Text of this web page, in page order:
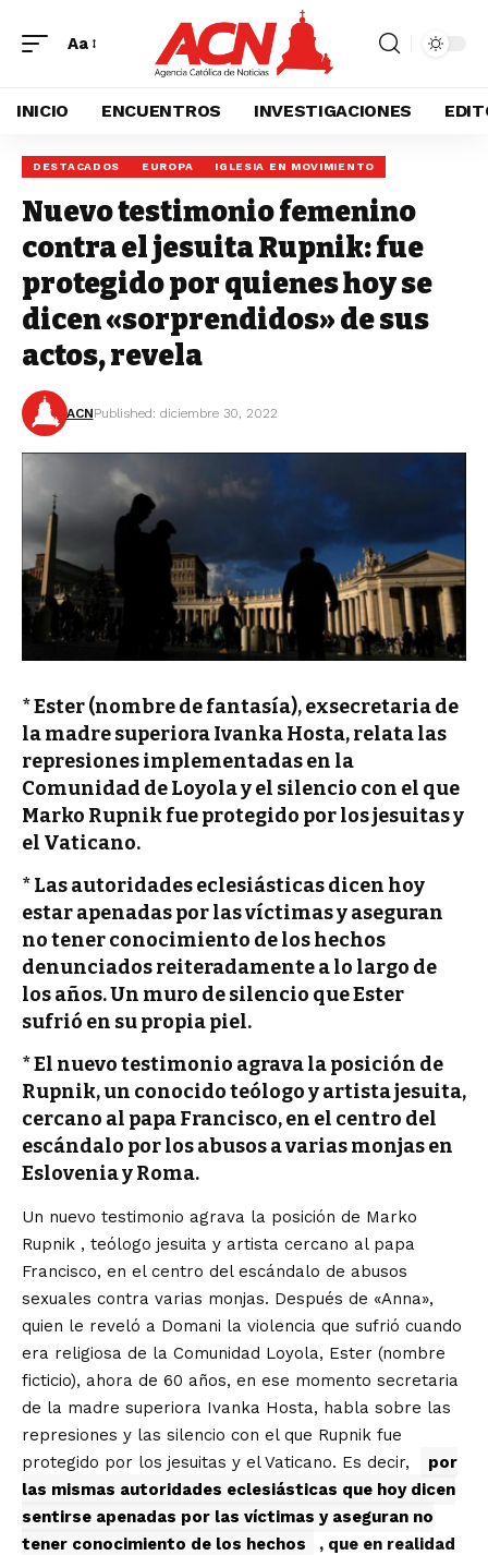
Aa
INICIO ENCUENTROS INVESTIGACIONES
DESTACADOS EUROPA IGLESIA EN MOVIMIENTO
Nuevo testimonio femenino
contra el jesuita Rupnik: fue
protegido por quienes hoy se
dicen «sorprendidos» de sus
actos, revela
ACNPublished: diciembre 30, 2022
* Ester (nombre de fantasía), exsecretaria de
la madre superiora Ivanka Hosta, relata las
represiones implementadas en la
Comunidad de Loyola y el silencio con el que
Marko Rupnik fue protegido por los jesuitas y
el Vaticano.
* Las autoridades eclesiásticas dicen hoy
estar apenadas por las víctimas y aseguran
no tener conocimiento de los hechos
denunciados reiteradamente a lo largo de
los años. Un muro de silencio que Ester
sufrió en su propia piel.
* El nuevo testimonio agrava la posición de
Rupnik, un conocido teólogo y artista jesuita,
cercano al papa Francisco, en el centro del
escándalo por los abusos a varias monjas en
Eslovenia y Roma.
Un nuevo testimonio agrava la posición de Marko
Rupnik , teólogo jesuita y artista cercano al papa
Francisco, en el centro del escándalo de abusos
sexuales contra varias monjas. Después de «Anna»,
quien le reveló a Domani la violencia que sufrió cuando
era religiosa de la Comunidad Loyola, Ester (nombre
ficticio), ahora de 60 años, en ese momento secretaria
de la madre superiora Ivanka Hosta, habla sobre las
represiones y las silencio con el que Rupnik fue
protegido por los jesuitas y el Vaticano. Es decir,
por
las mismas autoridades eclesiásticas que hoy dicen
sentirse apenadas por las víctimas y aseguran no
tener conocimiento de los hechos
, que en realidad